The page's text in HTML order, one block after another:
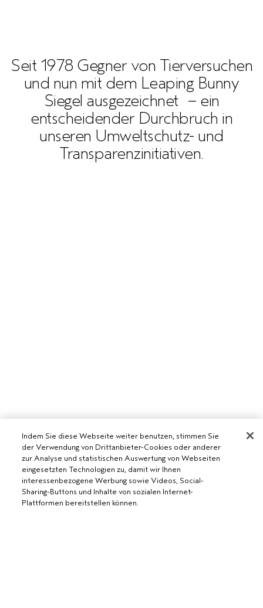
Seit 1978 Gegner von Tierversuchen
und nun mit dem Leaping Bunny
Siegel ausgezeichnet – ein
entscheidender Durchbruch in
unseren Umweltschutz- und
Transparenzinitiativen.
AVEDA SALON WERDEN
WERDE EIN AVEDA-SALON
Indem Sie diese Webseite weiter benutzen, stimmen Sie
der Verwendung von Drittanbieter-Cookies oder anderer
zur Analyse und statistischen Auswertung von Webseiten
eingesetzten Technologien zu, damit wir Ihnen
interessenbezogene Werbung sowie Videos, Social-
Sharing-Buttons und Inhalte von sozialen Internet-
Plattformen bereitstellen können.